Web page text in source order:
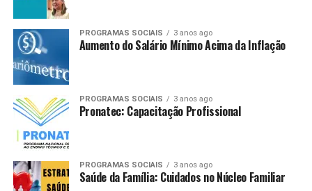
PROGRAMAS SOCIAIS 3 anos ago
Aumento do Salário Mínimo Acima da Inflação
PROGRAMAS SOCIAIS 3 anos ago
Pronatec: Capacitação Profissional
PROGRAMAS SOCIAIS 3 anos ago
Saúde da Família: Cuidados no Núcleo Familiar